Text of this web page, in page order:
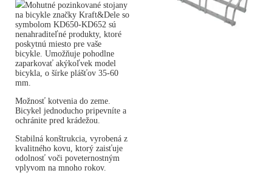
Mohutné pozinkované stojany
na bicykle značky Kraft&Dele so
symbolom KD650-KD652 sú
nenahraditeľné produkty, ktoré
poskytnú miesto pre vaše
bicykle. Umožňuje pohodlne
zaparkovať akýkoľvek model
bicykla, o šírke plášťov 35-60
mm.
Možnosť kotvenia do zeme.
Bicykel jednoducho pripevníte a
ochránite pred krádežou.
Stabilná konštrukcia, vyrobená z
kvalitného kovu, ktorý zaisťuje
odolnosť voči poveternostným
vplyvom na mnoho rokov.